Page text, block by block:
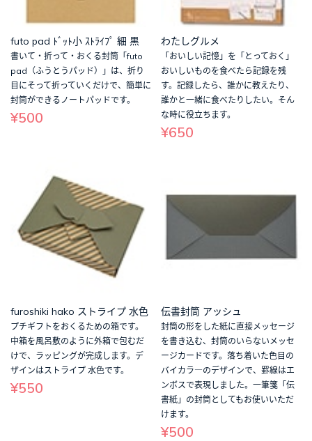
futo pad ﾄﾞｯﾄ小 ｽﾄﾗｲﾌﾟ 細 黒
書いて・折って・おくる封筒「futo
pad（ふうとうパッド）」は、折り
目にそって折っていくだけで、簡単に
封筒ができるノートパッドです。
¥500
わたしグルメ
「おいしい記憶」を「とっておく」
おいしいものを食べたら記録を残
す。記録したら、誰かに教えたり、
誰かと一緒に食べたりしたい。そん
な時に役立ちます。
¥650
furoshiki hako ストライプ 水色
プチギフトをおくるための箱です。
中箱を風呂敷のように外箱で包むだ
けで、ラッピングが完成します。デ
ザインはストライプ 水色です。
¥550
伝書封筒 アッシュ
封筒の形をした紙に直接メッセージ
を書き込む、封筒のいらないメッセ
ージカードです。落ち着いた色目の
バイカラ―のデザインで、罫線はエ
ンボスで表現しました。一筆箋「伝
書紙」の封筒としてもお使いいただ
けます。
¥500